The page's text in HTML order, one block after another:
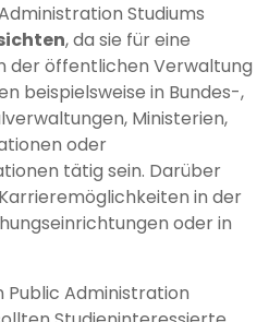
Studiums
, da sie für eine
der öffentlichen Verwaltung
beispielsweise in Bundes-,
Ministerien,
oder
tätig sein. Darüber
in der
oder in
Public Administration